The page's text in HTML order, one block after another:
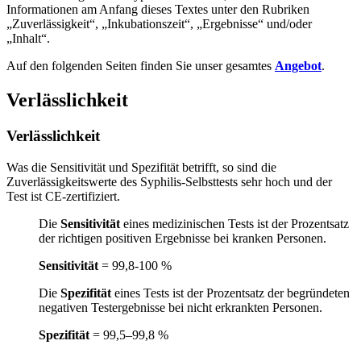
Informationen am Anfang dieses Textes unter den Rubriken
„Zuverlässigkeit“, „Inkubationszeit“, „Ergebnisse“ und/oder
„Inhalt“.
Auf den folgenden Seiten finden Sie unser gesamtes Angebot.
Verlässlichkeit
Verlässlichkeit
Was die Sensitivität und Spezifität betrifft, so sind die
Zuverlässigkeitswerte des Syphilis-Selbsttests sehr hoch und der
Test ist CE-zertifiziert.
Die Sensitivität eines medizinischen Tests ist der Prozentsatz
der richtigen positiven Ergebnisse bei kranken Personen.
Sensitivität = 99,8-100 %
Die Spezifität eines Tests ist der Prozentsatz der begründeten
negativen Testergebnisse bei nicht erkrankten Personen.
Spezifität = 99,5–99,8 %